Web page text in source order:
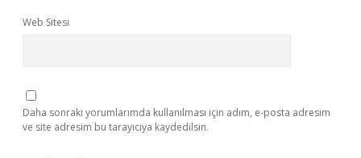
Web Sitesi
Daha sonraki yorumlarımda kullanılması için adım, e-posta adresim
ve site adresim bu tarayıcıya kaydedilsin.